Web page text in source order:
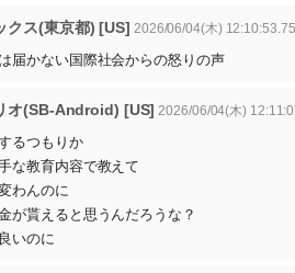
クス(東京都) [US] 2026/06/04(木)
届かない国際社会からの怒りの声
オ(SB-Android) [US] 2026/06/04(木)
るつもりか
な教育内容で教えて
わんのに
が貰えると思うんだろうな？
いのに